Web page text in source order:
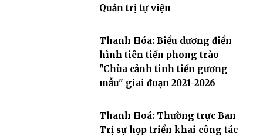
Quản trị tự viện
Thanh Hóa: Biểu dương điển
hình tiên tiến phong trào
"Chùa cảnh tinh tiến gương
mẫu" giai đoạn 2021-2026
Thanh Hoá: Thường trực Ban
Trị sự họp triển khai công tác